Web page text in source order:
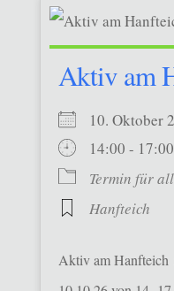
Aktiv am
10.
14:00 - 17:00
Termin für
Hanfteich
Aktiv am Hanfteich